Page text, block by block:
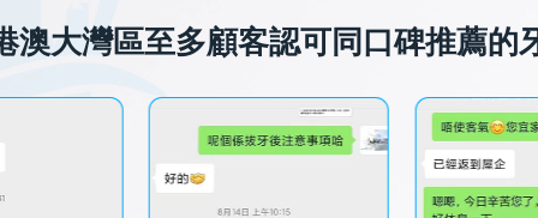
澳大灣區至多顧客認可同口碑推薦的